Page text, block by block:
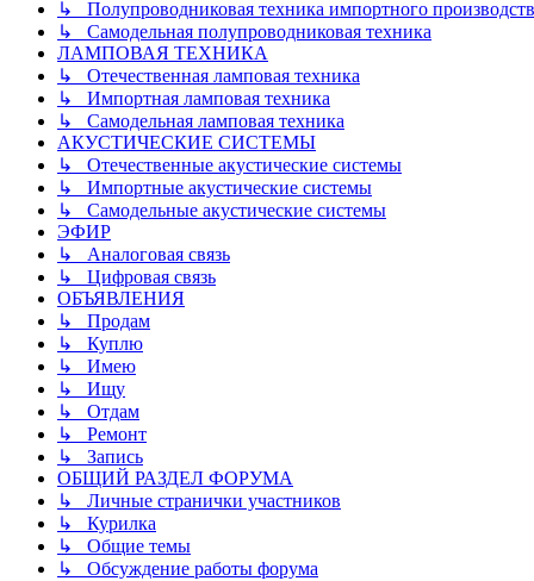
↳ Полупроводниковая техника импортного
↳ Самодельная полупроводниковая техника
ЛАМПОВАЯ ТЕХНИКА
↳ Отечественная ламповая техника
↳ Импортная ламповая техника
↳ Самодельная ламповая техника
АКУСТИЧЕСКИЕ СИСТЕМЫ
↳ Отечественные акустические системы
↳ Импортные акустические системы
↳ Самодельные акустические системы
ЭФИР
↳ Аналоговая связь
↳ Цифровая связь
ОБЪЯВЛЕНИЯ
↳ Продам
↳ Куплю
↳ Имею
↳ Ищу
↳ Отдам
↳ Ремонт
↳ Запись
ОБЩИЙ РАЗДЕЛ ФОРУМА
↳ Личные странички участников
↳ Курилка
↳ Общие темы
↳ Обсуждение работы форума